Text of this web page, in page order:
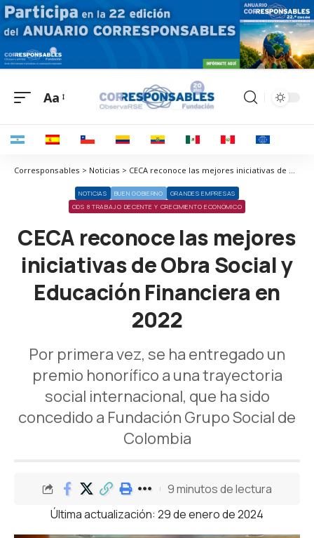
Aa
Corresponsables > Noticias > CECA reconoce las mejores iniciativas de Obra Social y Educación Financiera en 2022
NOTICIAS BUEN GOBIERNO
GRANDES EMPRESAS
ODS 8 TRABAJO DECENTE Y CRECIMIENTO ECONÓMICO
CECA reconoce las mejores
iniciativas de Obra Social y
Educación Financiera en
2022
Por primera vez, se ha entregado un
premio honorífico a una trayectoria
social internacional, que ha sido
concedido a Fundación Grupo Social de
Colombia
Última actualización: 29 de enero de 2024
9 minutos de lectura